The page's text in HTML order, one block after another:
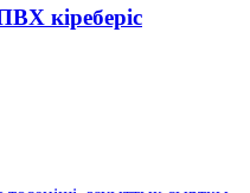
кіреберіс